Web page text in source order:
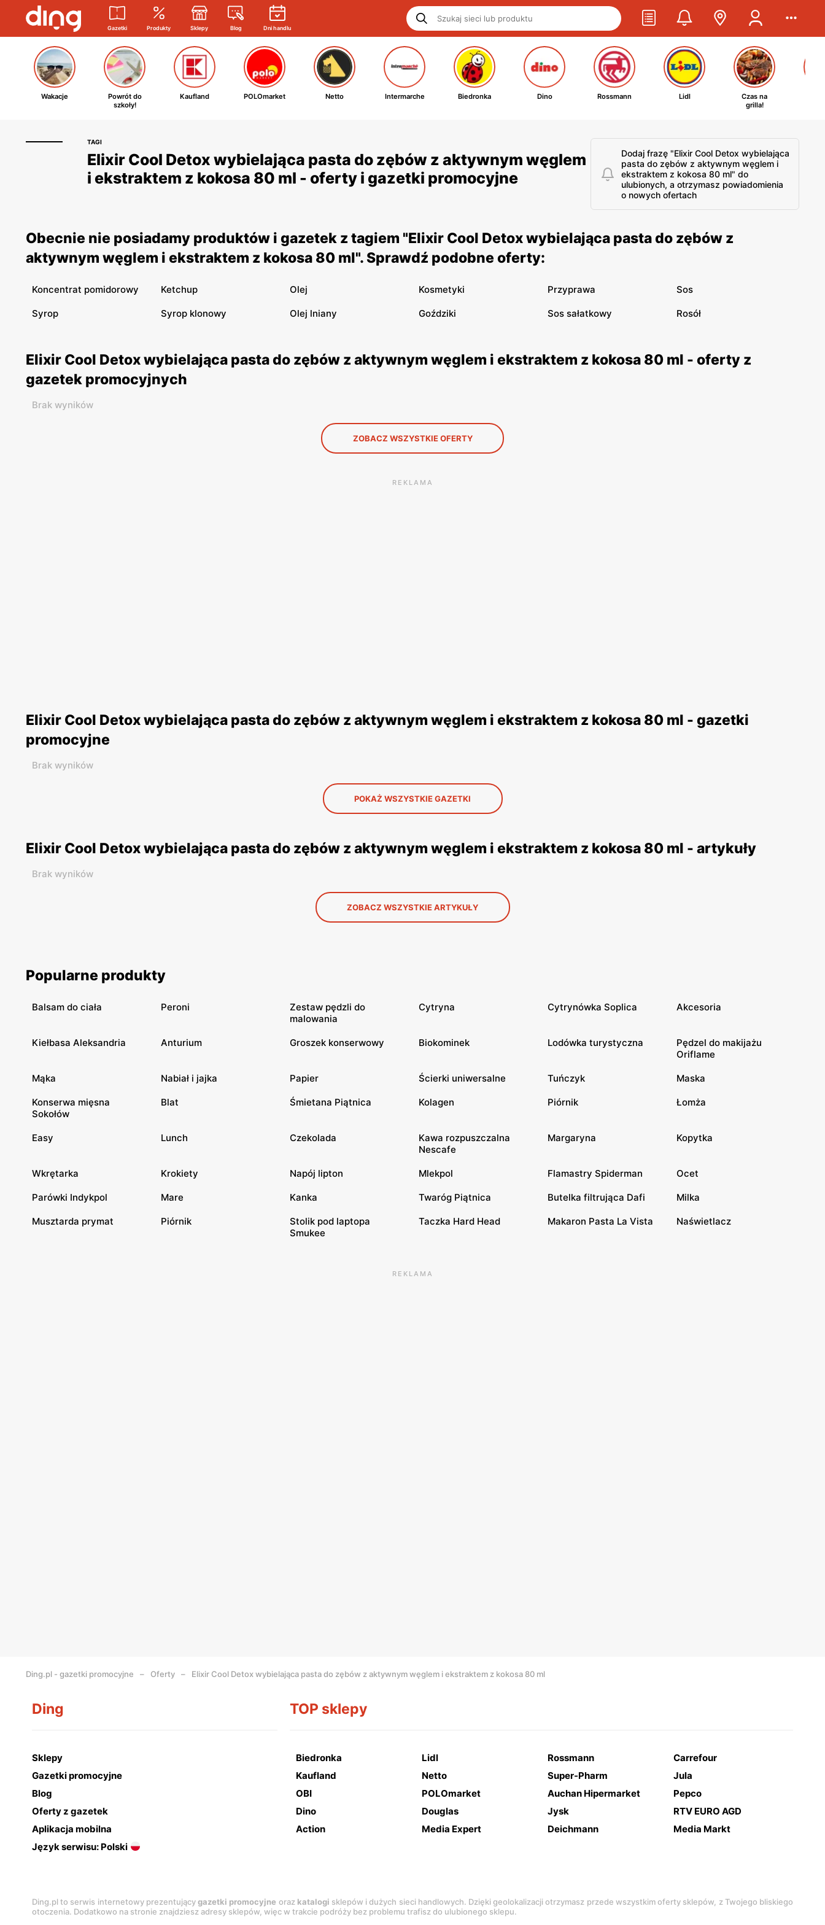
Gazetki Produkty Sklepy Blog Dni handlu
Wakacje
Powrót do
szkoły!
Kaufland POLOmarket Netto Intermarche Biedronka Dino Rossmann Lidl
Czas na
grilla!
TAGI
Elixir Cool Detox wybielająca pasta do zębów z aktywnym węglem
i ekstraktem z kokosa 80 ml - oferty i gazetki promocyjne
Dodaj frazę "Elixir Cool Detox wybielająca
pasta do zębów z aktywnym węglem i
ekstraktem z kokosa 80 ml" do
ulubionych, a otrzymasz powiadomienia
o nowych ofertach
Obecnie nie posiadamy produktów i gazetek z tagiem "Elixir Cool Detox wybielająca pasta do zębów z
aktywnym węglem i ekstraktem z kokosa 80 ml". Sprawdź podobne oferty:
Koncentrat pomidorowy Ketchup Olej Kosmetyki Przyprawa Sos
Syrop Syrop klonowy Olej lniany Goździki Sos sałatkowy Rosół
Elixir Cool Detox wybielająca pasta do zębów z aktywnym węglem i ekstraktem z kokosa 80 ml - oferty z
gazetek promocyjnych
Brak wyników
ZOBACZ WSZYSTKIE OFERTY
REKLAMA
Elixir Cool Detox wybielająca pasta do zębów z aktywnym węglem i ekstraktem z kokosa 80 ml - gazetki
promocyjne
Brak wyników
POKAŻ WSZYSTKIE GAZETKI
Elixir Cool Detox wybielająca pasta do zębów z aktywnym węglem i ekstraktem z kokosa 80 ml - artykuły
Brak wyników
ZOBACZ WSZYSTKIE ARTYKUŁY
Popularne produkty
Balsam do ciała Peroni
Zestaw pędzli do
malowania
Cytryna Cytrynówka Soplica Akcesoria
Kiełbasa Aleksandria Anturium Groszek konserwowy Biokominek Lodówka turystyczna
Pędzel do makijażu
Oriflame
Mąka Nabiał i jajka Papier Ścierki uniwersalne Tuńczyk Maska
Konserwa mięsna
Sokołów
Blat Śmietana Piątnica Kolagen Piórnik Łomża
Easy Lunch Czekolada
Kawa rozpuszczalna
Nescafe
Margaryna Kopytka
Wkrętarka Krokiety Napój lipton Mlekpol Flamastry Spiderman Ocet
Parówki Indykpol Mare Kanka Twaróg Piątnica Butelka filtrująca Dafi Milka
Musztarda prymat Piórnik
Stolik pod laptopa
Smukee
Taczka Hard Head Makaron Pasta La Vista Naświetlacz
REKLAMA
Ding.pl - gazetki promocyjne Oferty Elixir Cool Detox wybielająca pasta do zębów z aktywnym węglem i ekstraktem z kokosa 80 ml
Ding
Sklepy
Gazetki promocyjne
Blog
Oferty z gazetek
Aplikacja mobilna
Język serwisu: Polski
TOP sklepy
Biedronka Lidl Rossmann
Carrefour
Kaufland
Netto Super-Pharm
Jula
OBI
POLOmarket Auchan Hipermarket
Pepco
Dino
Douglas Jysk
RTV EURO AGD
Action
Media Expert Deichmann Media Markt
Ding.pl to serwis internetowy prezentującygazetki promocyjne oraz katalogi sklepów i dużych sieci handlowych. Dzięki geolokalizacji otrzymasz przede wszystkim oferty sklepów, z Twojego bliskiego
otoczenia. Dodatkowo na stronie znajdziesz adresy sklepów, więc w trakcie podróży bez problemu trafisz do ulubionego sklepu.